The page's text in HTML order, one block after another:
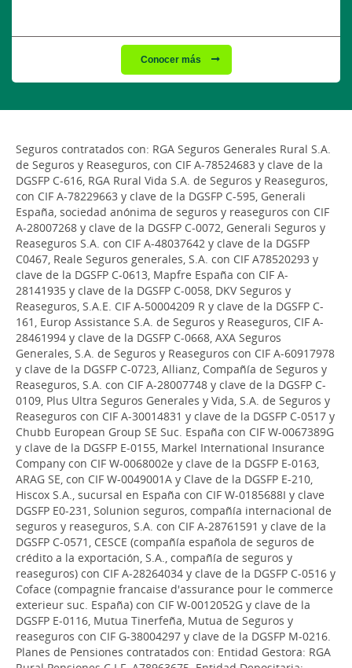
Conocer más
Seguros contratados con: RGA Seguros Generales Rural S.A.
de Seguros y Reaseguros, con CIF A-78524683 y clave de la
DGSFP C-616, RGA Rural Vida S.A. de Seguros y Reaseguros,
con CIF A-78229663 y clave de la DGSFP C-595, Generali
España, sociedad anónima de seguros y reaseguros con CIF
A-28007268 y clave de la DGSFP C-0072, Generali Seguros y
Reaseguros S.A. con CIF A-48037642 y clave de la DGSFP
C0467, Reale Seguros generales, S.A. con CIF A78520293 y
clave de la DGSFP C-0613, Mapfre España con CIF A-
28141935 y clave de la DGSFP C-0058, DKV Seguros y
Reaseguros, S.A.E. CIF A-50004209 R y clave de la DGSFP C-
161, Europ Assistance S.A. de Seguros y Reaseguros, CIF A-
28461994 y clave de la DGSFP C-0668, AXA Seguros
Generales, S.A. de Seguros y Reaseguros con CIF A-60917978
y clave de la DGSFP C-0723, Allianz, Compañía de Seguros y
Reaseguros, S.A. con CIF A-28007748 y clave de la DGSFP C-
0109, Plus Ultra Seguros Generales y Vida, S.A. de Seguros y
Reaseguros con CIF A-30014831 y clave de la DGSFP C-0517 y
Chubb European Group SE Suc. España con CIF W-0067389G
y clave de la DGSFP E-0155, Markel International Insurance
Company con CIF W-0068002e y clave de la DGSFP E-0163,
ARAG SE, con CIF W-0049001A y Clave de la DGSFP E-210,
Hiscox S.A., sucursal en España con CIF W-0185688I y clave
DGSFP E0-231, Solunion seguros, compañía internacional de
seguros y reaseguros, S.A. con CIF A-28761591 y clave de la
DGSFP C-0571, CESCE (compañía española de seguros de
crédito a la exportación, S.A., compañía de seguros y
reaseguros) con CIF A-28264034 y clave de la DGSFP C-0516 y
Coface (compagnie francaise d'assurance pour le commerce
exterieur suc. España) con CIF W-0012052G y clave de la
DGSFP E-0116, Mutua Tinerfeña, Mutua de Seguros y
reaseguros con CIF G-38004297 y clave de la DGSFP M-0216.
Planes de Pensiones contratados con: Entidad Gestora: RGA